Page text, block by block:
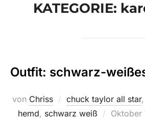
KATEGORIE:
Outfit: schwarz-
von Chriss chuck taylor all star,
hemd, schwarz weiß Oktober